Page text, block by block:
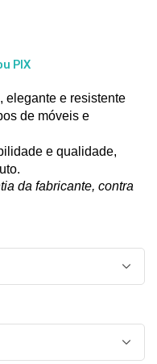
PIX
elegante e resistente
de móveis e
e qualidade,
da fabricante, contra